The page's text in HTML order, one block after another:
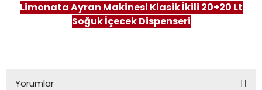
Limonata Ayran Makinesi Klasik İkili 20+20 Lt
Soğuk İçecek Dispenseri
Yorumlar